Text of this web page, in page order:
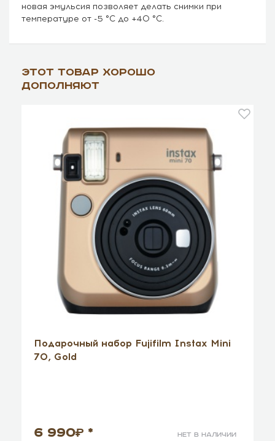
новая эмульсия позволяет делать снимки при
температуре от -5 °C до +40 °C.
Этот товар хорошо
дополняют
Подарочный набор Fujifilm Instax Mini
70, Gold
6 990 * нет в наличии